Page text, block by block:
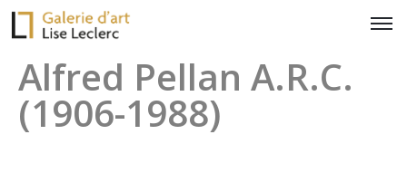
Alfred Pellan A.R.C.
(1906-1988)